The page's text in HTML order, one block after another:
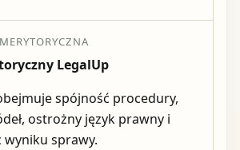
LegalUp
spójność procedury,
ostrożny język prawny i
sprawy.